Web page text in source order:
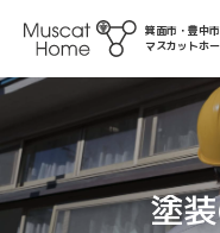
箕面市・豊中
マスカットホ
塗